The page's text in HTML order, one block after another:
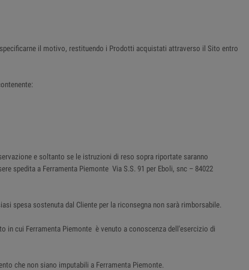
il motivo, restituendo i Prodotti acquistati attraverso il Sito entro
e soltanto se le istruzioni di reso sopra riportate saranno
spedita a Ferramenta Piemonte Via S.S. 91 per Eboli, snc – 84022
spesa sostenuta dal Cliente per la riconsegna non sarà rimborsabile.
in cui Ferramenta Piemonte è venuto a conoscenza dell'esercizio di
che non siano imputabili a Ferramenta Piemonte.